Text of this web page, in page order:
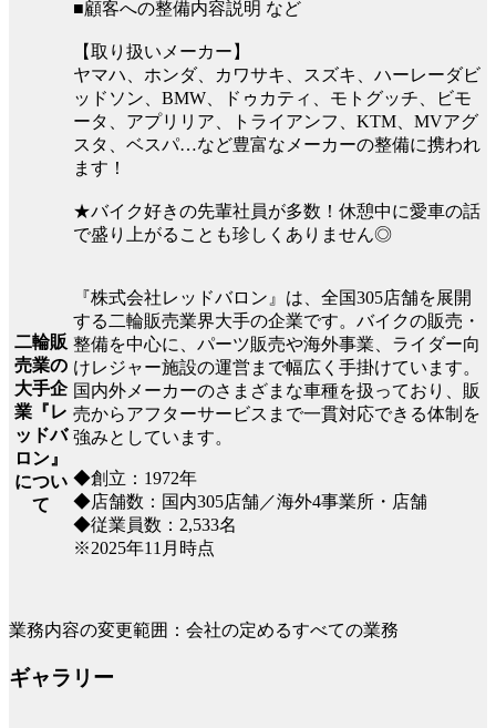
■顧客への整備内容説明 など
【取り扱いメーカー】
ヤマハ、ホンダ、カワサキ、スズキ、ハーレーダビ
ッドソン、BMW、ドゥカティ、モトグッチ、ビモ
ータ、アプリリア、トライアンフ、KTM、MVアグ
スタ、ベスパ…など豊富なメーカーの整備に携われ
ます！
★バイク好きの先輩社員が多数！休憩中に愛車の話
で盛り上がることも珍しくありません◎
二輪販
売業の
大手企
業『レ
ッドバ
ロン』
につい
て
『株式会社レッドバロン』は、全国305店舗を展開
する二輪販売業界大手の企業です。バイクの販売・
整備を中心に、パーツ販売や海外事業、ライダー向
けレジャー施設の運営まで幅広く手掛けています。
国内外メーカーのさまざまな車種を扱っており、販
売からアフターサービスまで一貫対応できる体制を
強みとしています。
◆創立：1972年
◆店舗数：国内305店舗／海外4事業所・店舗
◆従業員数：2,533名
※2025年11月時点
業務内容の変更範囲：会社の定めるすべての業務
ギャラリー